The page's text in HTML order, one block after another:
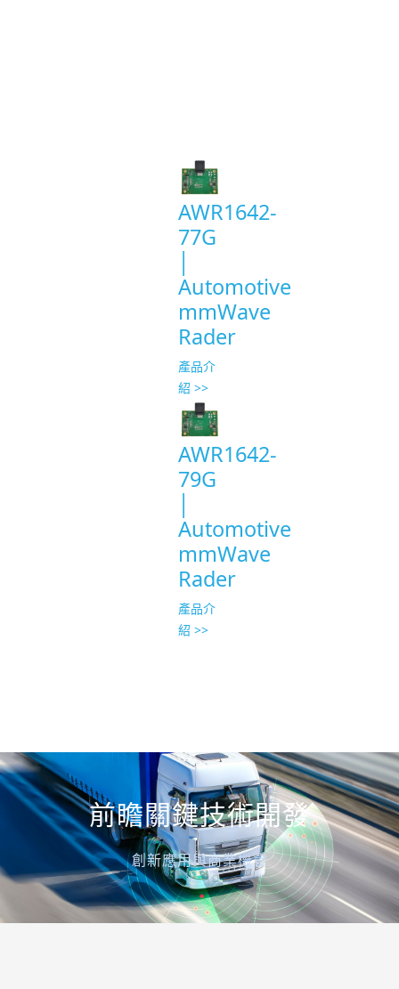
AWR1642-
77G
Automotive
mmWave
Rader
產品介
紹 >>
AWR1642-
79G
Automotive
mmWave
Rader
產品介
紹 >>
前瞻關鍵技術開發
創新應用與商業機會